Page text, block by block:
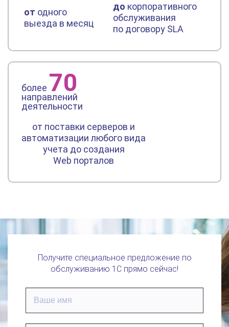
от одного
выезда в месяц
до корпоративного
обслуживания
по договору SLA
более 70
направлений
деятельности
от поставки серверов и
автоматизации любого вида
учета до создания
Web порталов
Получите специальное предложение по
обслуживанию 1С прямо сейчас!